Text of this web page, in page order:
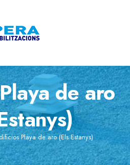
de aro
Playa de aro (Els Estanys)